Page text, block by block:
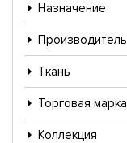
Назначение
Производитель
Ткань
Торговая марка
Коллекция